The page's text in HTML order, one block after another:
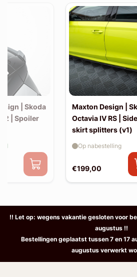
| Skoda
| Spoiler
Maxton Design |
Octavia IV RS | Side
skirt splitters (v1)
€199,00
Op nabestelling
!! Let op: wegens vakantie gesloten voor
augustus !!
Bestellingen geplaatst tussen 7 en 17
augustus verwerkt